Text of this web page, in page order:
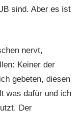
sind. Aber es ist
nervt,
Keiner der
gebeten, diesen
was dafür und ich
Der